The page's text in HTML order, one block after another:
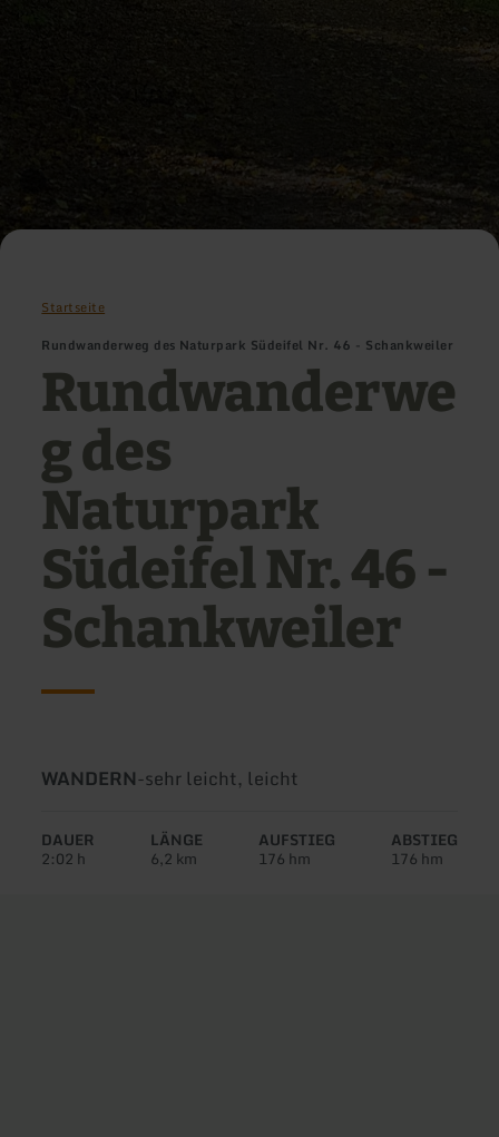
Startseite
Rundwanderweg des Naturpark Südeifel Nr. 46 - Schankweiler
Rundwanderwe
g des
Naturpark
Südeifel Nr. 46 -
Schankweiler
Art
Tour:
WANDERN-Schwierigkeit:
sehr leicht, leicht
DAUER
2:02 h
LÄNGE
6,2 km
AUFSTIEG
176 hm
ABSTIEG
176 hm